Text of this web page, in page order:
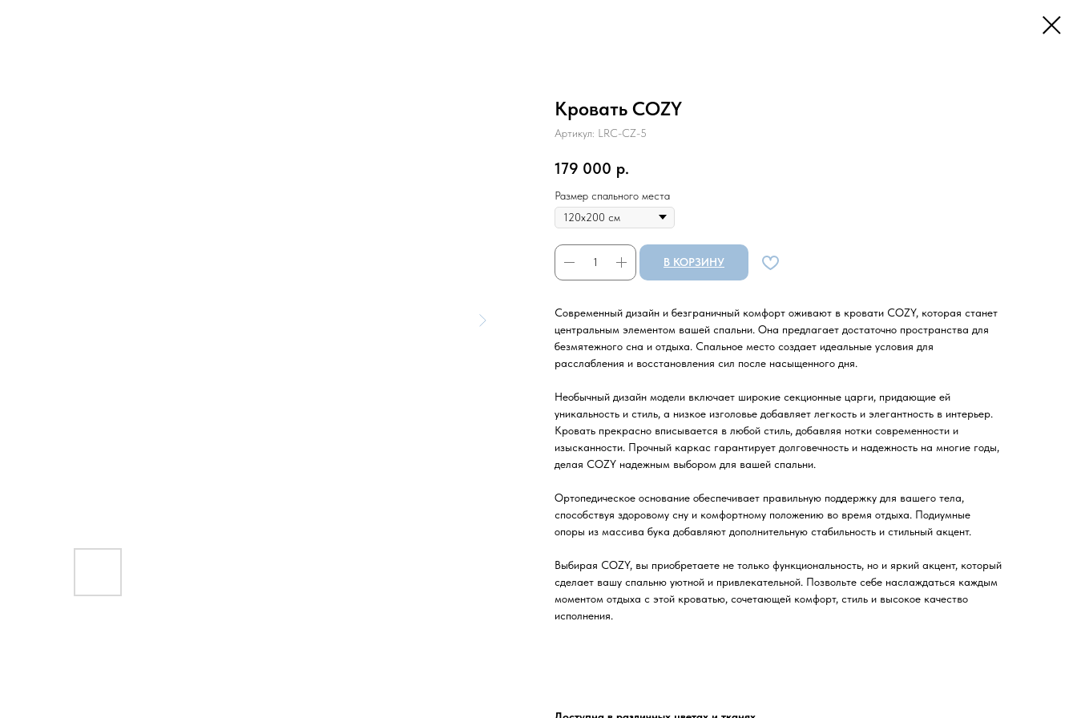
Кровать COZY
Артикул: LRC-CZ-5
179 000 р.
Размер спального места
В КОРЗИНУ
Современный дизайн и безграничный комфорт оживают в кровати COZY, которая станет
центральным элементом вашей спальни. Она предлагает достаточно пространства для
безмятежного сна и отдыха. Спальное место создает идеальные условия для
расслабления и восстановления сил после насыщенного дня.
Необычный дизайн модели включает широкие секционные царги, придающие ей
уникальность и стиль, а низкое изголовье добавляет легкость и элегантность в интерьер.
Кровать прекрасно вписывается в любой стиль, добавляя нотки современности и
изысканности. Прочный каркас гарантирует долговечность и надежность на многие годы,
делая COZY надежным выбором для вашей спальни.
Ортопедическое основание обеспечивает правильную поддержку для вашего тела,
способствуя здоровому сну и комфортному положению во время отдыха. Подиумные
опоры из массива бука добавляют дополнительную стабильность и стильный акцент.
Выбирая COZY, вы приобретаете не только функциональность, но и яркий акцент, который
сделает вашу спальню уютной и привлекательной. Позвольте себе наслаждаться каждым
моментом отдыха с этой кроватью, сочетающей комфорт, стиль и высокое качество
исполнения.